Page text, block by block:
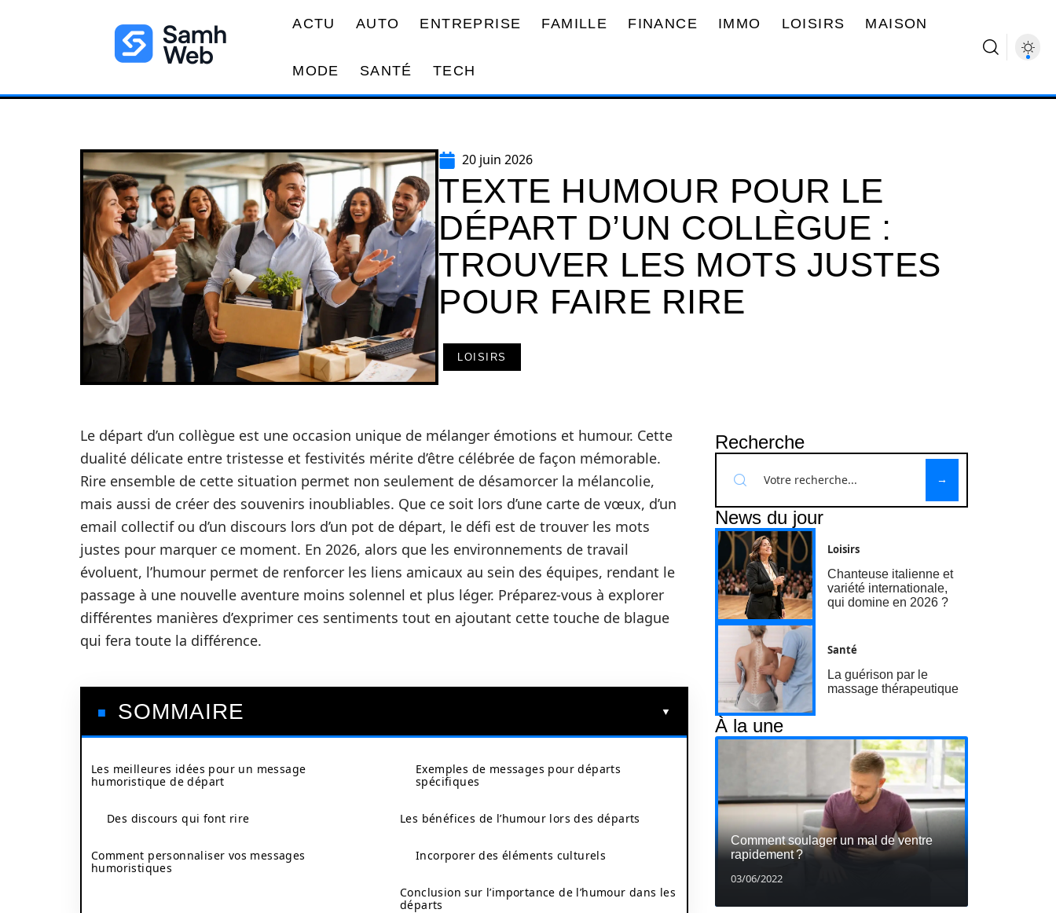
ACTU AUTO ENTREPRISE FAMILLE FINANCE IMMO LOISIRS MAISON
MODE SANTÉ TECH
20 juin 2026
TEXTE HUMOUR POUR LE
DÉPART D’UN COLLÈGUE :
TROUVER LES MOTS JUSTES
POUR FAIRE RIRE
LOISIRS
Le départ d’un collègue est une occasion unique de mélanger émotions et humour. Cette
dualité délicate entre tristesse et festivités mérite d’être célébrée de façon mémorable.
Rire ensemble de cette situation permet non seulement de désamorcer la mélancolie,
mais aussi de créer des souvenirs inoubliables. Que ce soit lors d’une carte de vœux, d’un
email collectif ou d’un discours lors d’un pot de départ, le défi est de trouver les mots
justes pour marquer ce moment. En 2026, alors que les environnements de travail
évoluent, l’humour permet de renforcer les liens amicaux au sein des équipes, rendant le
passage à une nouvelle aventure moins solennel et plus léger. Préparez-vous à explorer
différentes manières d’exprimer ces sentiments tout en ajoutant cette touche de blague
qui fera toute la différence.
SOMMAIRE
Les meilleures idées pour un message
humoristique de départ
Des discours qui font rire
Comment personnaliser vos messages
humoristiques
Exemples de messages pour départs
spécifiques
Les bénéfices de l’humour lors des départs
Incorporer des éléments culturels
Conclusion sur l’importance de l’humour dans les
départs
Recherche
News du jour
Loisirs
Chanteuse italienne et
variété internationale,
qui domine en 2026 ?
Santé
La guérison par le
massage thérapeutique
À la une
Comment soulager un mal de ventre
rapidement ?
03/06/2022